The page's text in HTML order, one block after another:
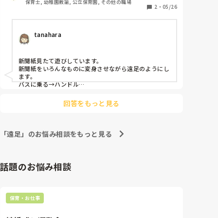
やマット、ボール、積み木室内用鉄棒などあります！
アイディアがある方よろしくお願いします！
保育士, 幼稚園教諭, 公立保育園, その他の職場
2 ・ 05/26
tanahara
新聞紙見たて遊びしています。
新聞紙をいろんなものに変身させながら遠足のようにし
ます。
バスに乗る→ハンドル
お弁当→おにぎり 回答をもっと見る
「遠足」のお悩み相談をもっと見る
話題のお悩み相談
保育・お仕事